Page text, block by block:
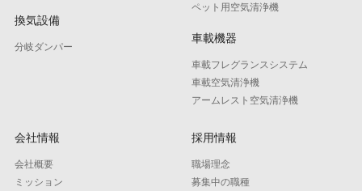
換気設備
分岐ダンパー
ペット用空気清浄機
車載機器
車載フレグランスシステム
車載空気清浄機
アームレスト空気清浄機
会社情報
会社概要
ミッション
採用情報
職場理念
募集中の職種